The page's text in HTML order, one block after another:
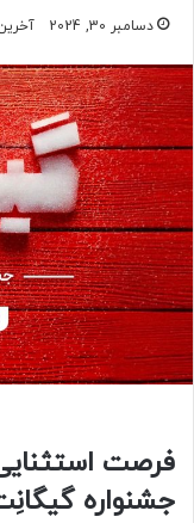
دسامبر 30, 2024 آخرین
فرصت
جشنواره